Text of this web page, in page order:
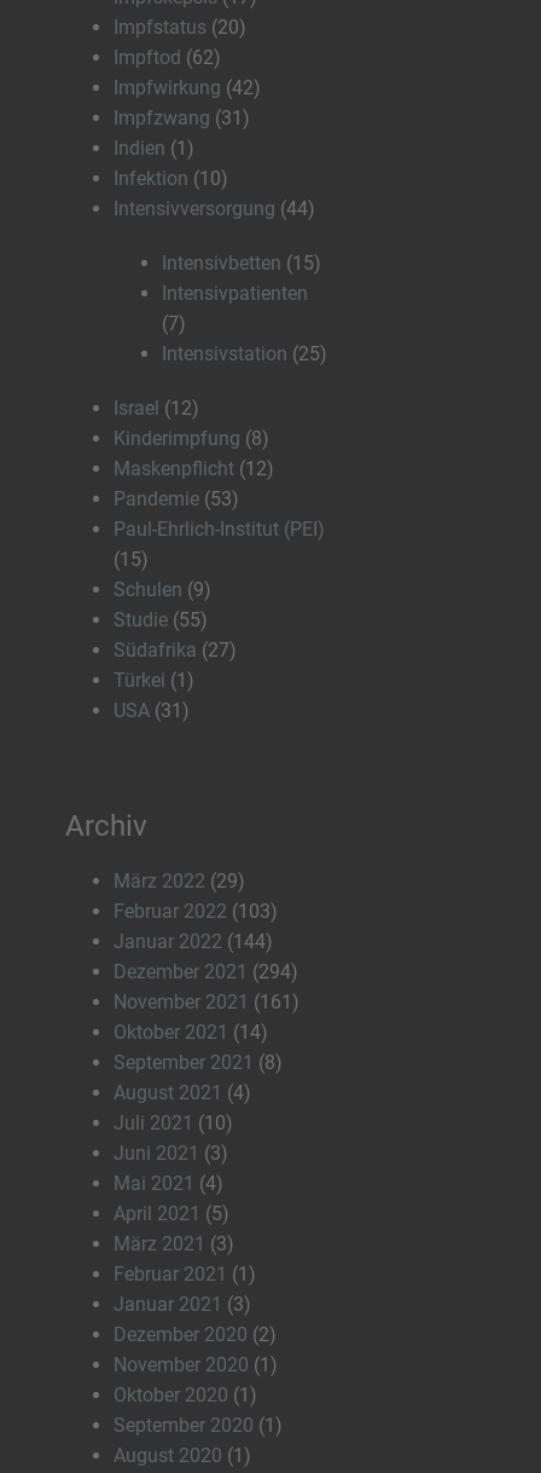
Impfstatus (20)
Impftod (62)
Impfwirkung (42)
Impfzwang (31)
Indien (1)
Infektion (10)
Intensivversorgung (44)
Intensivbetten (15)
Intensivpatienten
(7)
Intensivstation (25)
Israel (12)
Kinderimpfung (8)
Maskenpflicht (12)
Pandemie (53)
Paul-Ehrlich-Institut (PEI)
(15)
Schulen (9)
Studie (55)
Südafrika (27)
Türkei (1)
USA (31)
Archiv
März 2022 (29)
Februar 2022 (103)
Januar 2022 (144)
Dezember 2021 (294)
November 2021 (161)
Oktober 2021 (14)
September 2021 (8)
August 2021 (4)
Juli 2021 (10)
Juni 2021 (3)
Mai 2021 (4)
April 2021 (5)
März 2021 (3)
Februar 2021 (1)
Januar 2021 (3)
Dezember 2020 (2)
November 2020 (1)
Oktober 2020 (1)
September 2020 (1)
August 2020 (1)